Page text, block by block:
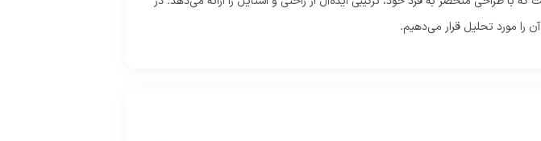
را مورد تحلیل قرار می‌دهیم.